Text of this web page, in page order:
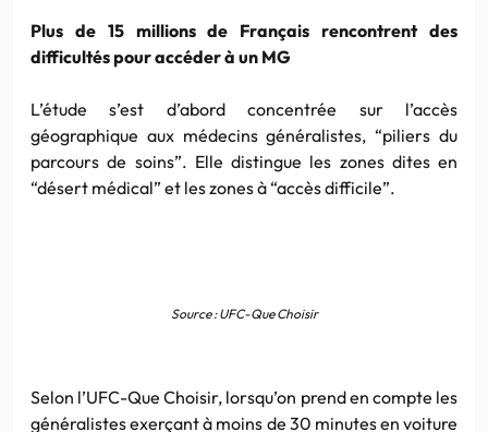
Plus de 15 millions de Français rencontrent des
difficultés pour accéder à un MG
L’étude s’est d’abord concentrée sur l’accès
géographique aux médecins généralistes, “piliers du
parcours de soins”. Elle distingue les zones dites en
“désert médical” et les zones à “accès difficile”.
Source : UFC-Que Choisir
Selon l’UFC-Que Choisir, lorsqu’on prend en compte les
généralistes exerçant à moins de 30 minutes en voiture